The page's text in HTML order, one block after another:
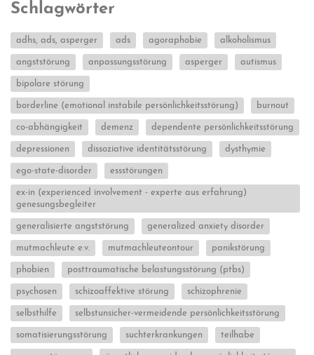
Schlagwörter
adhs, ads, asperger ads agoraphobie alkoholismus
angststörung anpassungsstörung asperger autismus
bipolare störung
borderline (emotional instabile persönlichkeitsstörung) burnout
co-abhängigkeit demenz dependente persönlichkeitsstörung
depressionen dissoziative identitätsstörung dysthymie
ego-state-disorder essstörungen
ex-in (experienced involvement - experte aus erfahrung)
genesungsbegleiter
generalisierte angststörung generalized anxiety disorder
mutmachleute e.v. mutmachleuteontour panikstörung
phobien posttraumatische belastungsstörung (ptbs)
psychosen schizoaffektive störung schizophrenie
selbsthilfe selbstunsicher-vermeidende persönlichkeitsstörung
somatisierungsstörung suchterkrankungen teilhabe